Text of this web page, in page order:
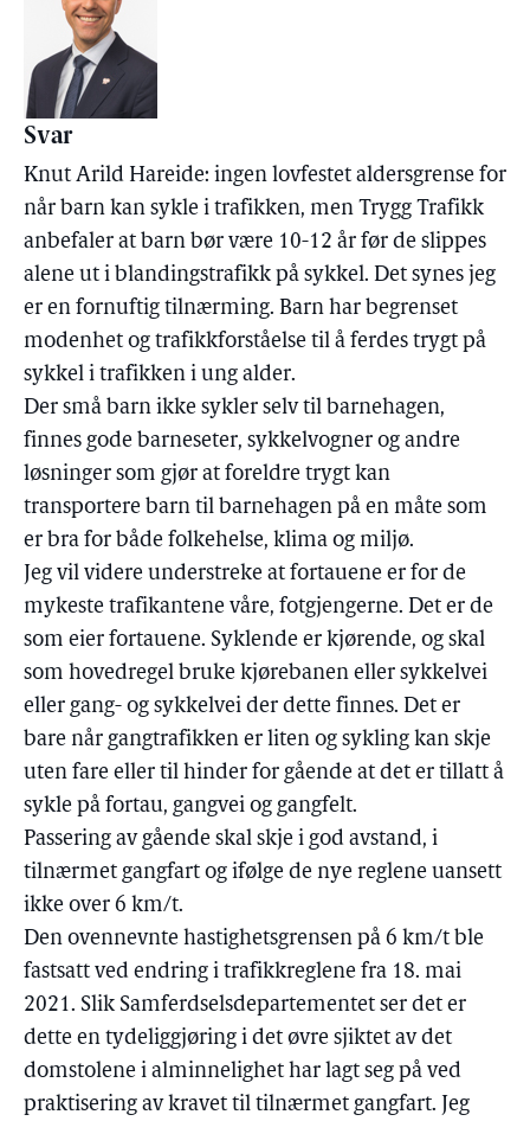
Svar
Knut Arild Hareide: ingen lovfestet aldersgrense for
når barn kan sykle i trafikken, men Trygg Trafikk
anbefaler at barn bør være 10-12 år før de slippes
alene ut i blandingstrafikk på sykkel. Det synes jeg
er en fornuftig tilnærming. Barn har begrenset
modenhet og trafikkforståelse til å ferdes trygt på
sykkel i trafikken i ung alder.
Der små barn ikke sykler selv til barnehagen,
finnes gode barneseter, sykkelvogner og andre
løsninger som gjør at foreldre trygt kan
transportere barn til barnehagen på en måte som
er bra for både folkehelse, klima og miljø.
Jeg vil videre understreke at fortauene er for de
mykeste trafikantene våre, fotgjengerne. Det er de
som eier fortauene. Syklende er kjørende, og skal
som hovedregel bruke kjørebanen eller sykkelvei
eller gang- og sykkelvei der dette finnes. Det er
bare når gangtrafikken er liten og sykling kan skje
uten fare eller til hinder for gående at det er tillatt å
sykle på fortau, gangvei og gangfelt.
Passering av gående skal skje i god avstand, i
tilnærmet gangfart og ifølge de nye reglene uansett
ikke over 6 km/t.
Den ovennevnte hastighetsgrensen på 6 km/t ble
fastsatt ved endring i trafikkreglene fra 18. mai
2021. Slik Samferdselsdepartementet ser det er
dette en tydeliggjøring i det øvre sjiktet av det
domstolene i alminnelighet har lagt seg på ved
praktisering av kravet til tilnærmet gangfart. Jeg